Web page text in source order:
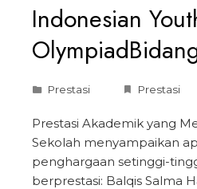
Indonesian
Prestasi Prestasi
Prestasi Akademik yang
Sekolah menyampaikan
penghargaan setinggi-
berprestasi: Balqis Salma